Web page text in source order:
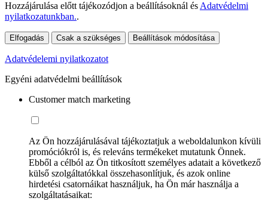
Hozzájárulása előtt tájékozódjon a beállításoknál ésAdatvédelmi
nyilatkozatunkban..
Elfogadás Csak a szükséges Beállítások módosítása
Adatvédelemi nyilatkozatot
Egyéni adatvédelmi beállítások
Customer match marketing
Az Ön hozzájárulásával tájékoztatjuk a weboldalunkon kívüli
promóciókról is, és releváns termékeket mutatunk Önnek.
Ebből a célból az Ön titkosított személyes adatait a következő
külső szolgáltatókkal összehasonlítjuk, és azok online
hirdetési csatornáikat használjuk, ha Ön már használja a
szolgáltatásaikat: